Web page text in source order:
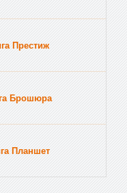
Престиж
Брошюра
Планшет